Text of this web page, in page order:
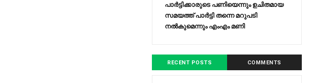
പാര്‍ട്ടിക്കാരുടെ പണിയെന്നും ഉചിതമായ
സമയത്ത് പാര്‍ട്ടി തന്നെ മറുപടി
നല്‍കുമെന്നും എംഎം മണി
RECENT POSTS COMMENTS